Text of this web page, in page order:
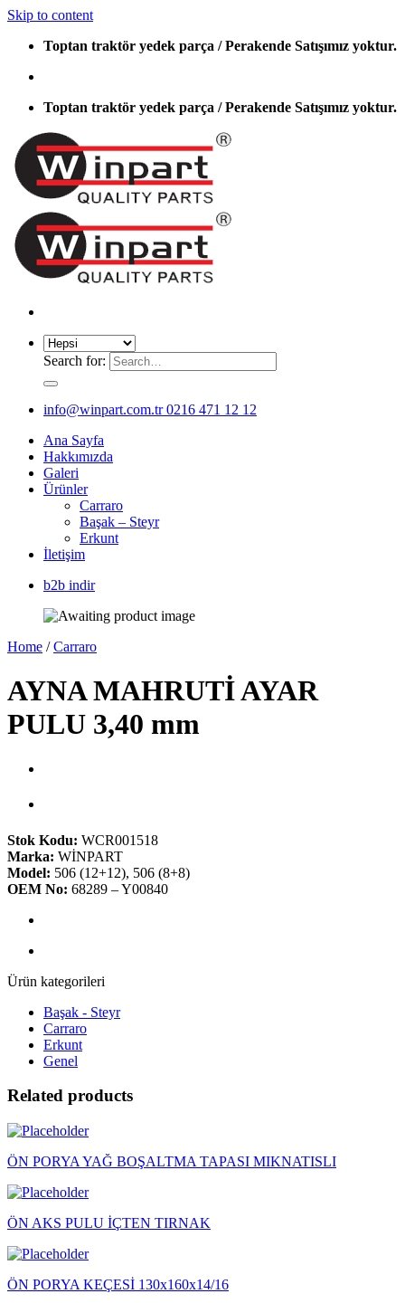
Skip to content
Toptan traktör yedek parça / Perakende Satışımız yoktur.
Toptan traktör yedek parça / Perakende Satışımız yoktur.
Search for:
info@winpart.com.tr 0216 471 12 12
Ana Sayfa
Hakkımızda
Galeri
Ürünler
Carraro
Başak – Steyr
Erkunt
İletişim
b2b indir
Home / Carraro
AYNA MAHRUTİ AYAR
PULU 3,40 mm
Stok Kodu: WCR001518
Marka: WİNPART
Model: 506 (12+12), 506 (8+8)
OEM No: 68289 – Y00840
Ürün kategorileri
Başak - Steyr
Carraro
Erkunt
Genel
Related products
ÖN PORYA YAĞ BOŞALTMA TAPASI MIKNATISLI
ÖN AKS PULU İÇTEN TIRNAK
ÖN PORYA KEÇESİ 130x160x14/16